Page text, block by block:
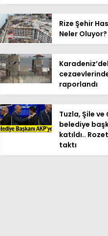
Rize Şehir
Neler Oluyor?
raporlandı
Tuzla, Şile ve
belediye
katıldı..
taktı